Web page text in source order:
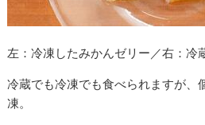
左：冷凍したみかんゼリー／右：冷
冷蔵でも冷凍でも食べられますが、
凍。